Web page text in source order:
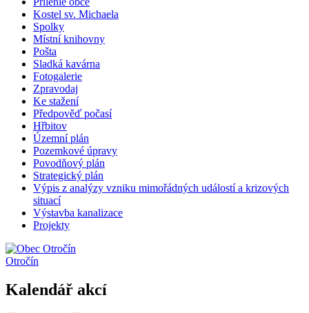
Kostel sv. Michaela
Spolky
Místní knihovny
Pošta
Sladká kavárna
Fotogalerie
Zpravodaj
Ke stažení
Předpověď počasí
Hřbitov
Územní plán
Pozemkové úpravy
Povodňový plán
Strategický plán
Výpis z analýzy vzniku mimořádných událostí a krizových
situací
Výstavba kanalizace
Projekty
Otročín
Kalendář akcí